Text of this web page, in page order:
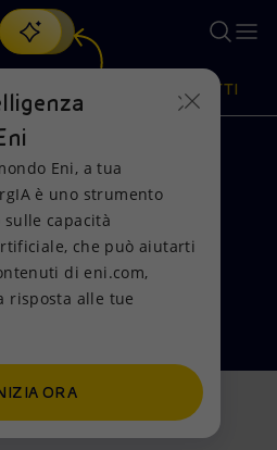
nuova soluzione di intelligenza
PRODOTTI
Stampa
nuova scoperta
Eni, a tua
è uno strumento
capacità
che può aiutarti
di eni.com,
risposta alle tue
ORA